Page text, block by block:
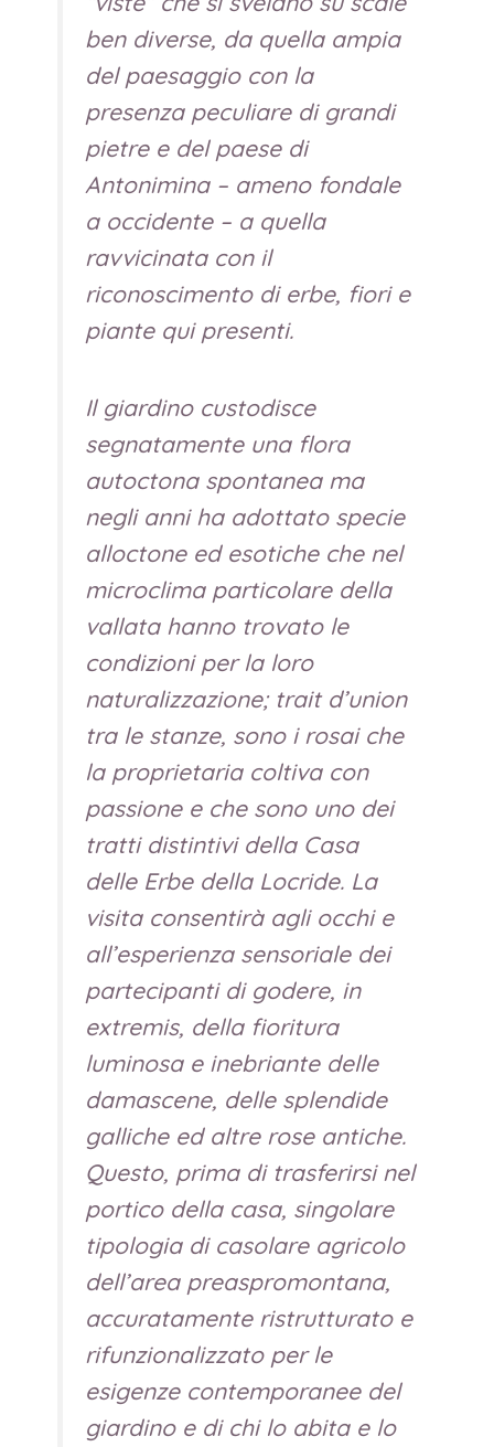
ben diverse, da quella ampia
del paesaggio con la
presenza peculiare di grandi
pietre e del paese di
Antonimina – ameno fondale
a occidente – a quella
ravvicinata con il
riconoscimento di erbe, fiori e
piante qui presenti.
Il giardino custodisce
segnatamente una flora
autoctona spontanea ma
negli anni ha adottato specie
alloctone ed esotiche che nel
microclima particolare della
vallata hanno trovato le
condizioni per la loro
naturalizzazione; trait d’union
tra le stanze, sono i rosai che
la proprietaria coltiva con
passione e che sono uno dei
tratti distintivi della Casa
delle Erbe della Locride. La
visita consentirà agli occhi e
all’esperienza sensoriale dei
partecipanti di godere, in
extremis, della fioritura
luminosa e inebriante delle
damascene, delle splendide
galliche ed altre rose antiche.
Questo, prima di trasferirsi nel
portico della casa, singolare
tipologia di casolare agricolo
dell’area preaspromontana,
accuratamente ristrutturato e
rifunzionalizzato per le
esigenze contemporanee del
giardino e di chi lo abita e lo